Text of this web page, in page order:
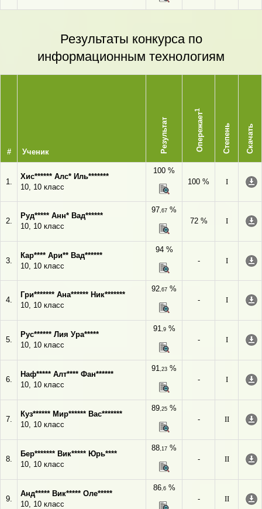
Результаты конкурса по
информационным технологиям
# Ученик Результат Опережает
1
Степень Скачать
1.
Хис****** Алс* Иль*******
10, 10 класс
100 %
100 %
I
2.
Руд***** Анн* Вад******
10, 10 класс
97,67 %
72 %
I
3.
Кар**** Ари** Вад******
10, 10 класс
94 %
-
I
4.
Гри******* Ана****** Ник*******
10, 10 класс
92,67 %
-
I
5.
Рус****** Лия Ура*****
10, 10 класс
91,9%
-
I
6.
Наф***** Алт**** Фан******
10, 10 класс
91,23 %
-
I
7.
Куз****** Мир****** Вас*******
10, 10 класс
89,25 %
-
II
8.
Бер******* Вик***** Юрь****
10, 10 класс
88,17 %
-
II
9.
Анд***** Вик***** Оле*****
10, 10 класс
86,6%
-
II